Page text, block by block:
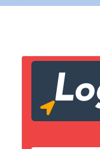
Copier lien